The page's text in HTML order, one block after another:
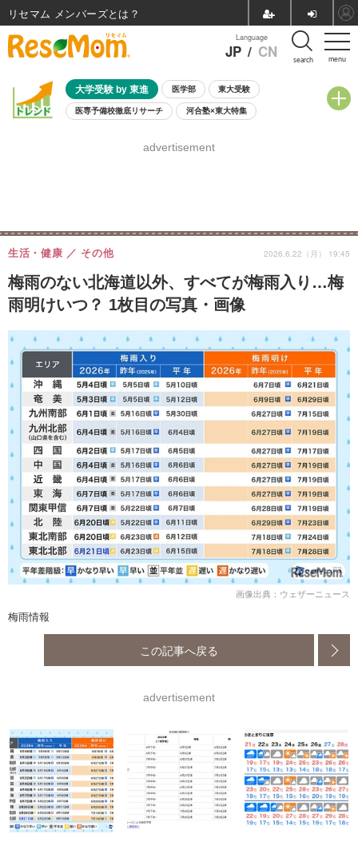
menu
Language
JP / CN search
大学受験 by 東進 医学部 東大受験
医専予備校徹底リサーチ 河合塾×東大特集
8月開催学校説明会・相談会
advertisement
梅雨のない北海道以外、すべてが梅雨入り…梅
雨明けいつ？ 1枚目の写真・画像
生活・健康 その他 2026.6.22（月） 19:45
画像出典：ウェザーニュース
梅雨情報
この記事へ戻る
advertisement
リセマム メンバーズ